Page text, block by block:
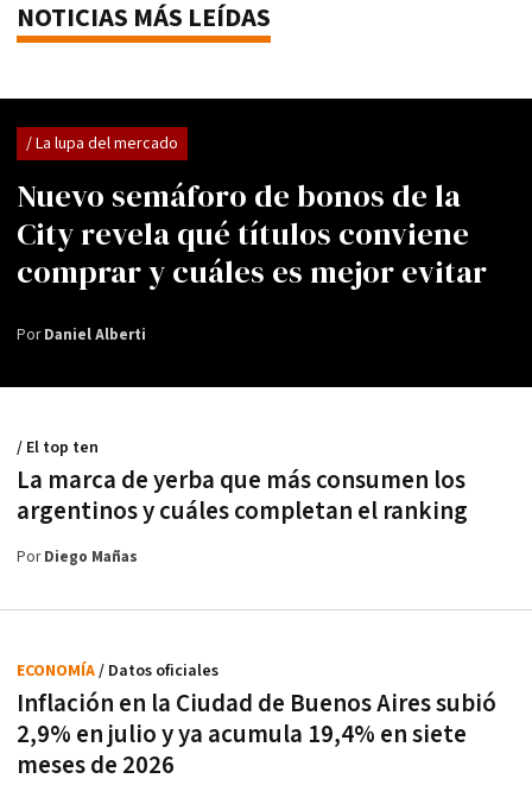
NOTICIAS MÁS LEÍDAS
Nuevo semáforo de bonos de la
City revela qué títulos conviene
comprar y cuáles es mejor evitar
/ La lupa del mercado
PorDaniel Alberti
La marca de yerba que más consumen los
argentinos y cuáles completan el ranking
/ El top ten
PorDiego Mañas
Inflación en la Ciudad de Buenos Aires subió
2,9% en julio y ya acumula 19,4% en siete
meses de 2026
ECONOMÍA/ Datos oficiales